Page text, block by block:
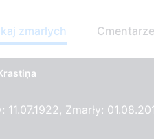
zmarłych Cmentarze
Zmarły: